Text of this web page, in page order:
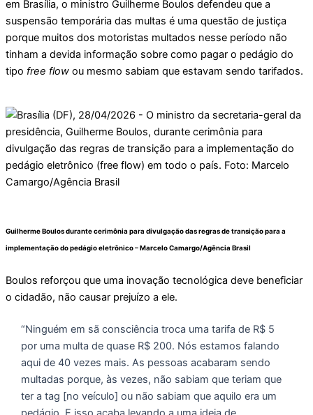
em Brasília, o ministro Guilherme Boulos defendeu que a
suspensão temporária das multas é uma questão de justiça
porque muitos dos motoristas multados nesse período não
tinham a devida informação sobre como pagar o pedágio do
tipo free flow ou mesmo sabiam que estavam sendo tarifados.
Guilherme Boulos durante cerimônia para divulgação das regras de transição para a
implementação do pedágio eletrônico –Marcelo Camargo/Agência Brasil
Boulos reforçou que uma inovação tecnológica deve beneficiar
o cidadão, não causar prejuízo a ele.
“Ninguém em sã consciência troca uma tarifa de R$ 5
por uma multa de quase R$ 200. Nós estamos falando
aqui de 40 vezes mais. As pessoas acabaram sendo
multadas porque, às vezes, não sabiam que teriam que
ter a tag [no veículo] ou não sabiam que aquilo era um